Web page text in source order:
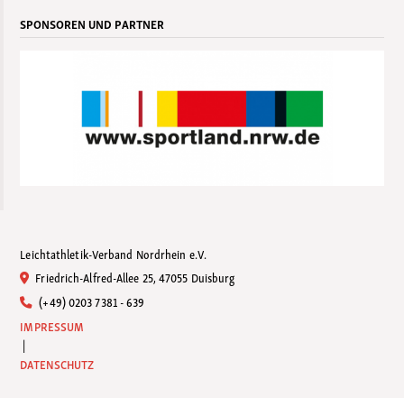
SPONSOREN UND PARTNER
Leichtathletik-Verband Nordrhein e.V.
Friedrich-Alfred-Allee 25, 47055 Duisburg
(+49) 0203 7381 - 639
IMPRESSUM
|
DATENSCHUTZ